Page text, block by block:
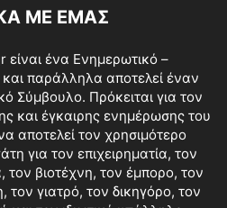
ΜΕ ΕΜΑΣ
ένα Ενημερωτικό –
παράλληλα αποτελεί έναν
Σύμβουλο. Πρόκειται για τον
και έγκαιρης ενημέρωσης του
αποτελεί τον χρησιμότερο
για τον επιχειρηματία, τον
τον βιοτέχνη, τον έμπορο, τον
γιατρό, τον δικηγόρο, τον